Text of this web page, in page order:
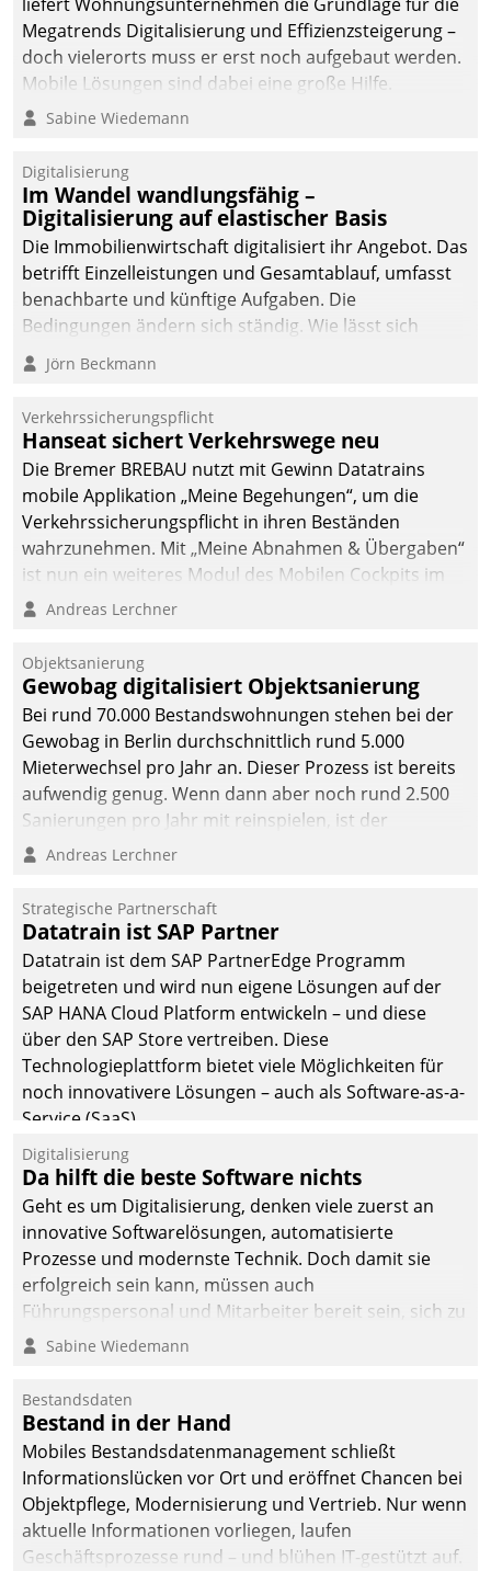
Megatrends Digitalisierung und Effizienzsteigerung –
doch vielerorts muss er erst noch aufgebaut werden.
Mobile Lösungen sind dabei eine große Hilfe.
Sabine Wiedemann
Digitalisierung
Im Wandel wandlungsfähig –
Digitalisierung auf elastischer Basis
Die Immobilienwirtschaft digitalisiert ihr Angebot. Das
betrifft Einzelleistungen und Gesamtablauf, umfasst
benachbarte und künftige Aufgaben. Die
Bedingungen ändern sich ständig. Wie lässt sich
technisch die Kontrolle wahren und zugleich Freiraum
fürs Wachsen öffnen?
Jörn Beckmann
Verkehrssicherungspflicht
Hanseat sichert Verkehrswege neu
Die Bremer BREBAU nutzt mit Gewinn Datatrains
mobile Applikation „Meine Begehungen“, um die
Verkehrssicherungspflicht in ihren Beständen
wahrzunehmen. Mit „Meine Abnahmen & Übergaben“
ist nun ein weiteres Modul des Mobilen Cockpits im
Einsatz.
Andreas Lerchner
Objektsanierung
Gewobag digitalisiert Objektsanierung
Bei rund 70.000 Bestandswohnungen stehen bei der
Gewobag in Berlin durchschnittlich rund 5.000
Mieterwechsel pro Jahr an. Dieser Prozess ist bereits
aufwendig genug. Wenn dann aber noch rund 2.500
Sanierungen pro Jahr mit reinspielen, ist der
Betreuungs- und Organisationsaufwand immens. Im
kommunale Wohnungsbauunternehmen daher
gemeinsam mit der Berliner Datatrain GmbH den
Teilprozess der Objektsanierung digitalisiert.
Andreas Lerchner
Strategische Partnerschaft
Datatrain ist SAP Partner
Datatrain ist dem SAP PartnerEdge Programm
beigetreten und wird nun eigene Lösungen auf der
SAP HANA Cloud Platform entwickeln – und diese
über den SAP Store vertreiben. Diese
Technologieplattform bietet viele Möglichkeiten für
noch innovativere Lösungen – auch als Software-as-a-
Service (SaaS).
Digitalisierung
Da hilft die beste Software nichts
Geht es um Digitalisierung, denken viele zuerst an
innovative Softwarelösungen, automatisierte
Prozesse und modernste Technik. Doch damit sie
erfolgreich sein kann, müssen auch
Führungspersonal und Mitarbeiter bereit sein, sich zu
verändern und anzupassen, sonst werden sie an ihr
Sabine Wiedemann
Bestandsdaten
Bestand in der Hand
Mobiles Bestandsdatenmanagement schließt
Informationslücken vor Ort und eröffnet Chancen bei
Objektpflege, Modernisierung und Vertrieb. Nur wenn
aktuelle Informationen vorliegen, laufen
Geschäftsprozesse rund – und blühen IT-gestützt auf.